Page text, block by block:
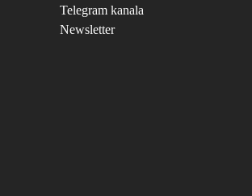
Telegram kanala
Newsletter